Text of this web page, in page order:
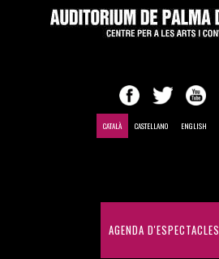
CATALÀ CASTELLANO ENGLISH
AGENDA D'ESPECTACLES